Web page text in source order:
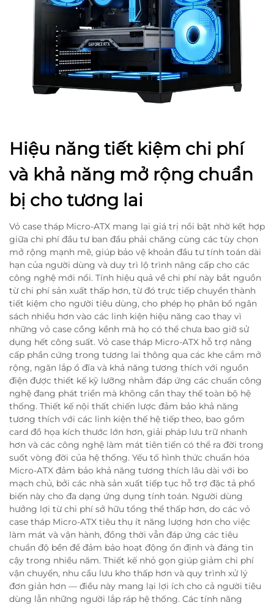
Hiệu năng tiết kiệm chi phí
và khả năng mở rộng chuẩn
bị cho tương lai
Vỏ case tháp Micro-ATX mang lại giá trị nổi bật nhờ kết hợp
giữa chi phí đầu tư ban đầu phải chăng cùng các tùy chọn
mở rộng mạnh mẽ, giúp bảo vệ khoản đầu tư tính toán dài
hạn của người dùng và duy trì lộ trình nâng cấp cho các
công nghệ mới nổi. Tính hiệu quả về chi phí này bắt nguồn
từ chi phí sản xuất thấp hơn, từ đó trực tiếp chuyển thành
tiết kiệm cho người tiêu dùng, cho phép họ phân bổ ngân
sách nhiều hơn vào các linh kiện hiệu năng cao thay vì
những vỏ case cồng kềnh mà họ có thể chưa bao giờ sử
dụng hết công suất. Vỏ case tháp Micro-ATX hỗ trợ nâng
cấp phần cứng trong tương lai thông qua các khe cắm mở
rộng, ngăn lắp ổ đĩa và khả năng tương thích với nguồn
điện được thiết kế kỹ lưỡng nhằm đáp ứng các chuẩn công
nghệ đang phát triển mà không cần thay thế toàn bộ hệ
thống. Thiết kế nội thất chiến lược đảm bảo khả năng
tương thích với các linh kiện thế hệ tiếp theo, bao gồm
card đồ họa kích thước lớn hơn, giải pháp lưu trữ nhanh
hơn và các công nghệ làm mát tiên tiến có thể ra đời trong
suốt vòng đời của hệ thống. Yếu tố hình thức chuẩn hóa
Micro-ATX đảm bảo khả năng tương thích lâu dài với bo
mạch chủ, bởi các nhà sản xuất tiếp tục hỗ trợ đặc tả phổ
biến này cho đa dạng ứng dụng tính toán. Người dùng
hưởng lợi từ chi phí sở hữu tổng thể thấp hơn, do các vỏ
case tháp Micro-ATX tiêu thụ ít năng lượng hơn cho việc
làm mát và vận hành, đồng thời vẫn đáp ứng các tiêu
chuẩn độ bền để đảm bảo hoạt động ổn định và đáng tin
cậy trong nhiều năm. Thiết kế nhỏ gọn giúp giảm chi phí
vận chuyển, nhu cầu lưu kho thấp hơn và quy trình xử lý
đơn giản hơn — điều này mang lại lợi ích cho cả người tiêu
dùng lẫn những người lắp ráp hệ thống. Các tính năng